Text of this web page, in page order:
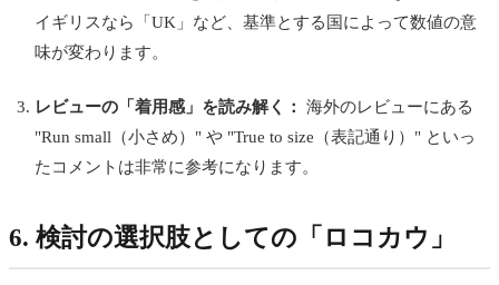
イギリスなら「UK」など、基準とする国によって数値の意
味が変わります。
レビューの「着用感」を読み解く：
海外のレビューにある
"Run small（小さめ）" や "True to size（表記通り）" といっ
たコメントは非常に参考になります。
6. 検討の選択肢としての「ロコカウ」